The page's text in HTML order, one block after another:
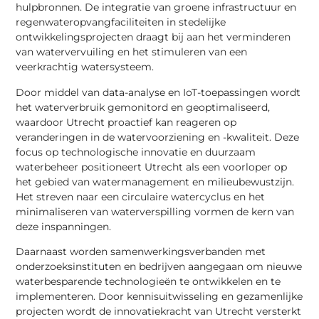
hulpbronnen. De integratie van groene infrastructuur en
regenwateropvangfaciliteiten in stedelijke
ontwikkelingsprojecten draagt bij aan het verminderen
van watervervuiling en het stimuleren van een
veerkrachtig watersysteem.
Door middel van data-analyse en IoT-toepassingen wordt
het waterverbruik gemonitord en geoptimaliseerd,
waardoor Utrecht proactief kan reageren op
veranderingen in de watervoorziening en -kwaliteit. Deze
focus op technologische innovatie en duurzaam
waterbeheer positioneert Utrecht als een voorloper op
het gebied van watermanagement en milieubewustzijn.
Het streven naar een circulaire watercyclus en het
minimaliseren van waterverspilling vormen de kern van
deze inspanningen.
Daarnaast worden samenwerkingsverbanden met
onderzoeksinstituten en bedrijven aangegaan om nieuwe
waterbesparende technologieën te ontwikkelen en te
implementeren. Door kennisuitwisseling en gezamenlijke
projecten wordt de innovatiekracht van Utrecht versterkt